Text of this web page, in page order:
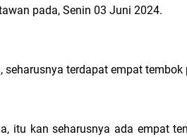
pada, Senin 03 Juni 2024.
seharusnya terdapat empat
itu kan seharusnya ada empat